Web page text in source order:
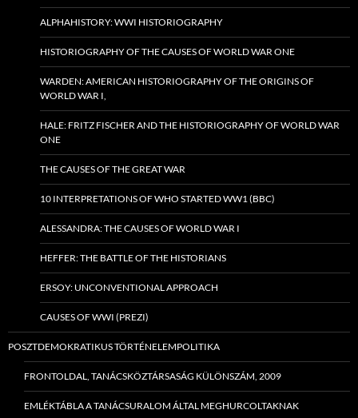
ALPHAHISTORY: WWI HISTORIOGRAPHY
HISTORIOGRAPHY OF THE CAUSES OF WORLD WAR ONE
WARDEN: AMERICAN HISTORIOGRAPHY OF THE ORIGINS OF
WORLD WAR I,
HALE: FRITZ FISCHER AND THE HISTORIOGRAPHY OF WORLD WAR
ONE
THE CAUSES OF THE GREAT WAR
10 INTERPRETATIONS OF WHO STARTED WW1 (BBC)
ALESSANDRA: THE CAUSES OF WORLD WAR I
HEFFER: THE BATTLE OF THE HISTORIANS
ERSOY: UNCONVENTIONAL APPROACH
CAUSES OF WWI (PREZI)
POSZTDEMOKRATIKUS TÖRTÉNELEMPOLITIKA
FRONTOLDAL, TANÁCSKÖZTÁRSASÁG KÜLÖNSZÁM, 2009
EMLÉKTÁBLA A TANÁCSURALOM ÁLTAL MEGHURCOLTAKNAK